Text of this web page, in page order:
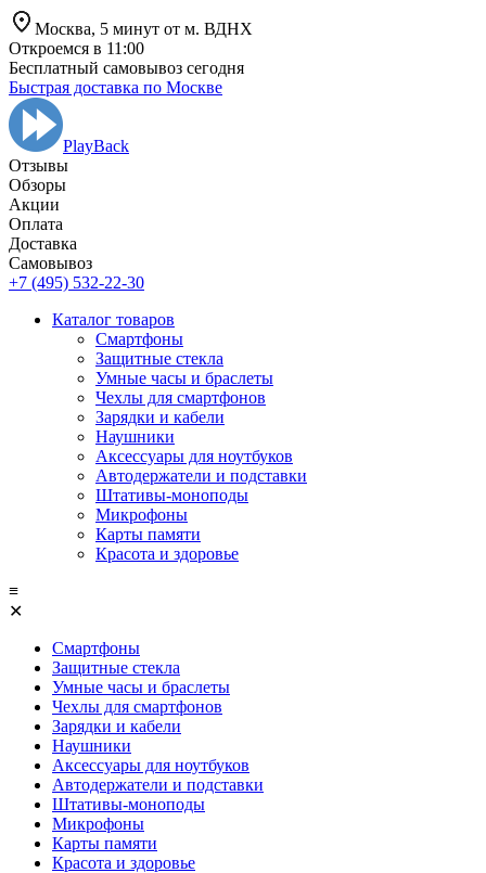
Москва, 5 минут от м. ВДНХ
Откроемся в 11:00
Бесплатный самовывоз сегодня
Быстрая доставка по Москве
PlayBack
Отзывы
Обзоры
Aкции
Оплата
Доставка
Самовывоз
+7 (495) 532-22-30
Каталог товаров
Смартфоны
Защитные стекла
Умные часы и браслеты
Чехлы для смартфонов
Зарядки и кабели
Наушники
Аксессуары для ноутбуков
Автодержатели и подставки
Штативы-моноподы
Микрофоны
Карты памяти
Красота и здоровье
≡
✕
Смартфоны
Защитные стекла
Умные часы и браслеты
Чехлы для смартфонов
Зарядки и кабели
Наушники
Аксессуары для ноутбуков
Автодержатели и подставки
Штативы-моноподы
Микрофоны
Карты памяти
Красота и здоровье